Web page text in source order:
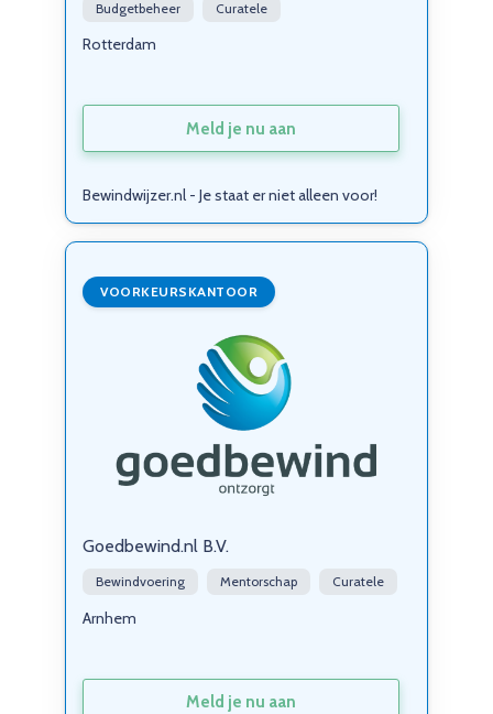
Budgetbeheer
Curatele
Rotterdam
Meld je nu aan
Bewindwijzer.nl - Je staat er niet alleen voor!
VOORKEURSKANTOOR
Goedbewind.nl B.V.
Bewindvoering Mentorschap Curatele
Arnhem
Meld je nu aan